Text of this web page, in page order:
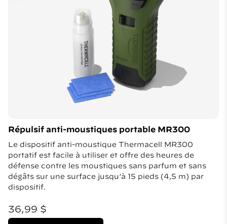
Répulsif anti-moustiques portable MR300
Le dispositif anti-moustique Thermacell MR300
portatif est facile à utiliser et offre des heures de
défense contre les moustiques sans parfum et sans
dégâts sur une surface jusqu’à 15 pieds (4,5 m) par
dispositif.
36,99 $